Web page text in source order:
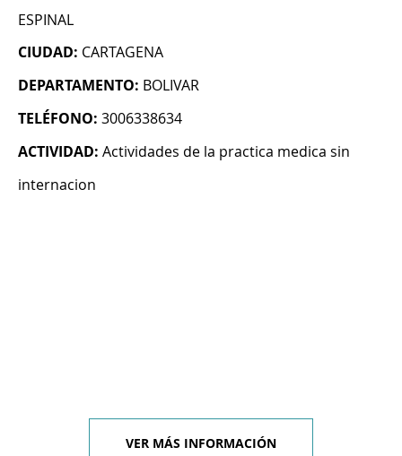
ESPINAL
CIUDAD: CARTAGENA
DEPARTAMENTO: BOLIVAR
TELÉFONO: 3006338634
ACTIVIDAD: Actividades de la practica medica sin
internacion
VER MÁS INFORMACIÓN